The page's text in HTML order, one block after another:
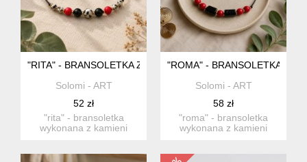
"RITA" - BRANSOLETKA Z NATURALNYMI KAMIENIAMI.
Solomi - ART
52 zł
"rita" - bransoletka
wykonana z kamieni
"ROMA" - BRANSOLETKA Z
Solomi - ART
58 zł
"roma" - bransoletka
wykonana z kamieni